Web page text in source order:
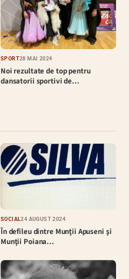
SPORT28 MAI 2024
Noi rezultate de top pentru
dansatorii sportivi de…
SOCIAL24 AUGUST 2024
În defileu dintre Munţii Apuseni şi
Munţii Poiana…